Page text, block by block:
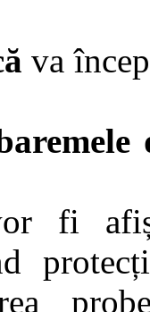
va
fi